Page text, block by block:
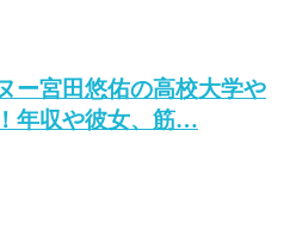
ー宮田悠佑の高校大学や
年収や彼女、筋…